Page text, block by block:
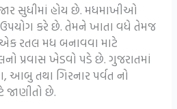
સુધીમાં હોય છે. મધમાખીઓ
ઉપયોગ કરે છે. તેમને ખાતા વધે તેમજ
રતલ મધ બનાવવા માટે
પ્રવાસ ખેડવો પડે છે. ગુજરાતમાં
આબુ તથા ગિરનાર પર્વત નો
જાણીતો છે.